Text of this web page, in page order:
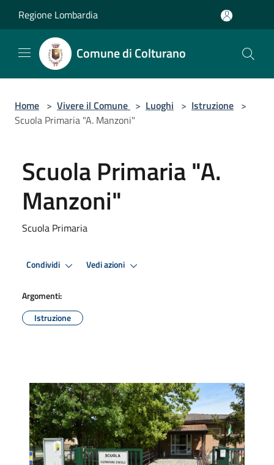
Regione Lombardia
Comune di Colturano
Home > Vivere il Comune > Luoghi > Istruzione >
Scuola Primaria "A. Manzoni"
Scuola Primaria "A.
Manzoni"
Scuola Primaria
Condividi Vedi azioni
Argomenti:
Istruzione